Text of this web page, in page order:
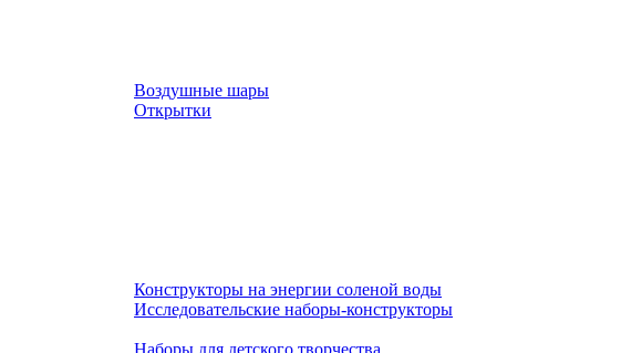
Воздушные шары
Открытки
Конструкторы на энергии соленой воды
Исследовательские наборы-конструкторы
Наборы для детского творчества